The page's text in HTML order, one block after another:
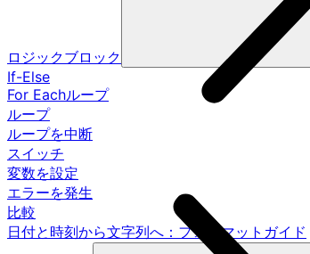
ロジックブロック
If-Else
For Eachループ
ループ
ループを中断
スイッチ
変数を設定
エラーを発生
比較
日付と時刻から文字列へ：フォーマットガイド